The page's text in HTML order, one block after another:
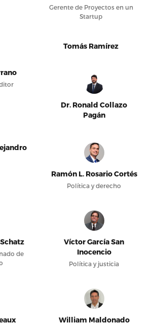
Gerente de Proyectos en un
Startup
Tomás Ramírez
Dr. Ronald Collazo
Pagán
Ramón L. Rosario Cortés
Política y derecho
de
Víctor García San
Inocencio
Política y justicia
William Maldonado